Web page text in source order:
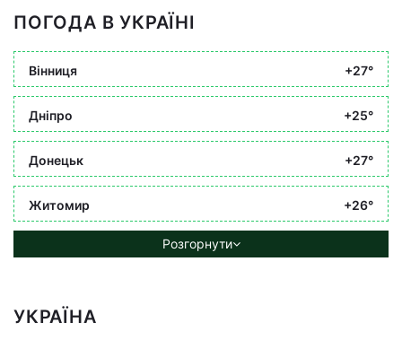
ПОГОДА В УКРАЇНІ
Вінниця +27°
Дніпро +25°
Донецьк +27°
Житомир +26°
Розгорнути
УКРАЇНА